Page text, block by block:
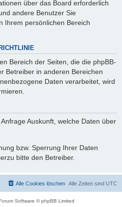
über das Board erforderlich
andere Benutzer Sie
Ihrem persönlichen Bereich
Bereich der Seiten, die die phpBB-
Betreiber in anderen Bereichen
Daten verarbeitet, wird
Auskunft, welche Daten über
bzw. Sperrung Ihrer Daten
bitte den Betreiber.
Alle Zeiten sind UTC
Alle Cookies löschen
Software © phpBB Limited